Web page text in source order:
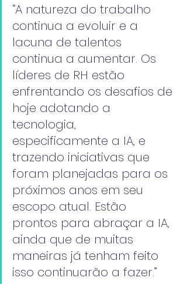
“A natureza do trabalho
continua a evoluir e a
lacuna de talentos
continua a aumentar. Os
líderes de RH estão
enfrentando os desafios de
hoje adotando a
tecnologia,
especificamente a IA, e
trazendo iniciativas que
foram planejadas para os
próximos anos em seu
escopo atual. Estão
prontos para abraçar a IA,
ainda que de muitas
maneiras já tenham feito
isso continuarão a fazer.”